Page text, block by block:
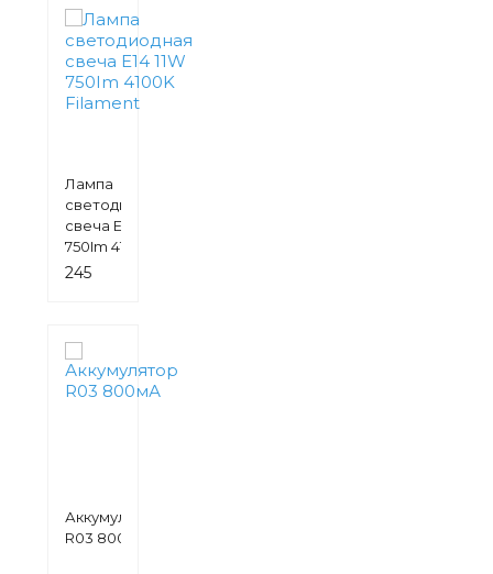
Лампа
светодиодная
свеча Е14 11W
750Im 4100K
Filament
245
Аккумулятор
R03 800мА